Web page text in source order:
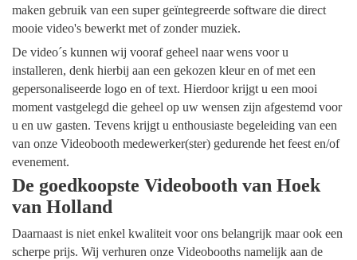
maken gebruik van een super geïntegreerde software die direct
mooie video's bewerkt met of zonder muziek.
De video´s kunnen wij vooraf geheel naar wens voor u
installeren, denk hierbij aan een gekozen kleur en of met een
gepersonaliseerde logo en of text. Hierdoor krijgt u een mooi
moment vastgelegd die geheel op uw wensen zijn afgestemd voor
u en uw gasten. Tevens krijgt u enthousiaste begeleiding van een
van onze Videobooth medewerker(ster) gedurende het feest en/of
evenement.
De goedkoopste Videobooth van Hoek
van Holland
Daarnaast is niet enkel kwaliteit voor ons belangrijk maar ook een
scherpe prijs. Wij verhuren onze Videobooths namelijk aan de